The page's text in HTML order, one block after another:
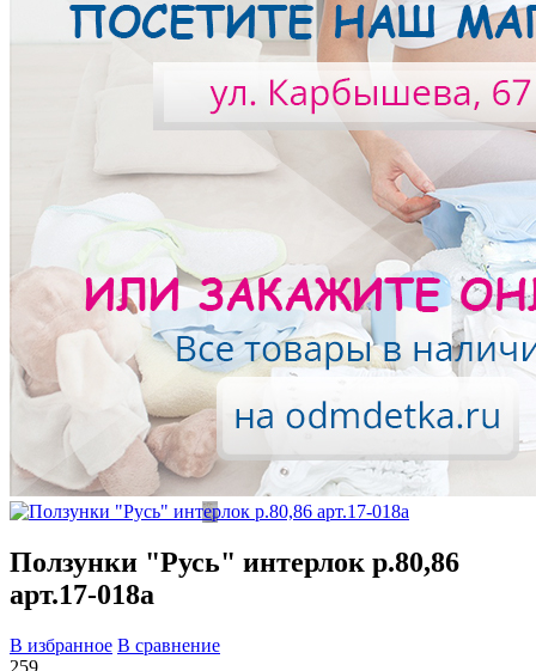
Ползунки "Русь" интерлок р.80,86
арт.17-018а
В избранное В сравнение
259